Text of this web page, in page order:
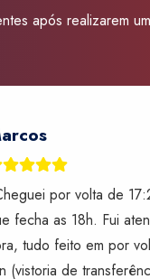
após realizarem
por volta de
fecha as 18h. Fui
tudo feito em por
(vistoria de